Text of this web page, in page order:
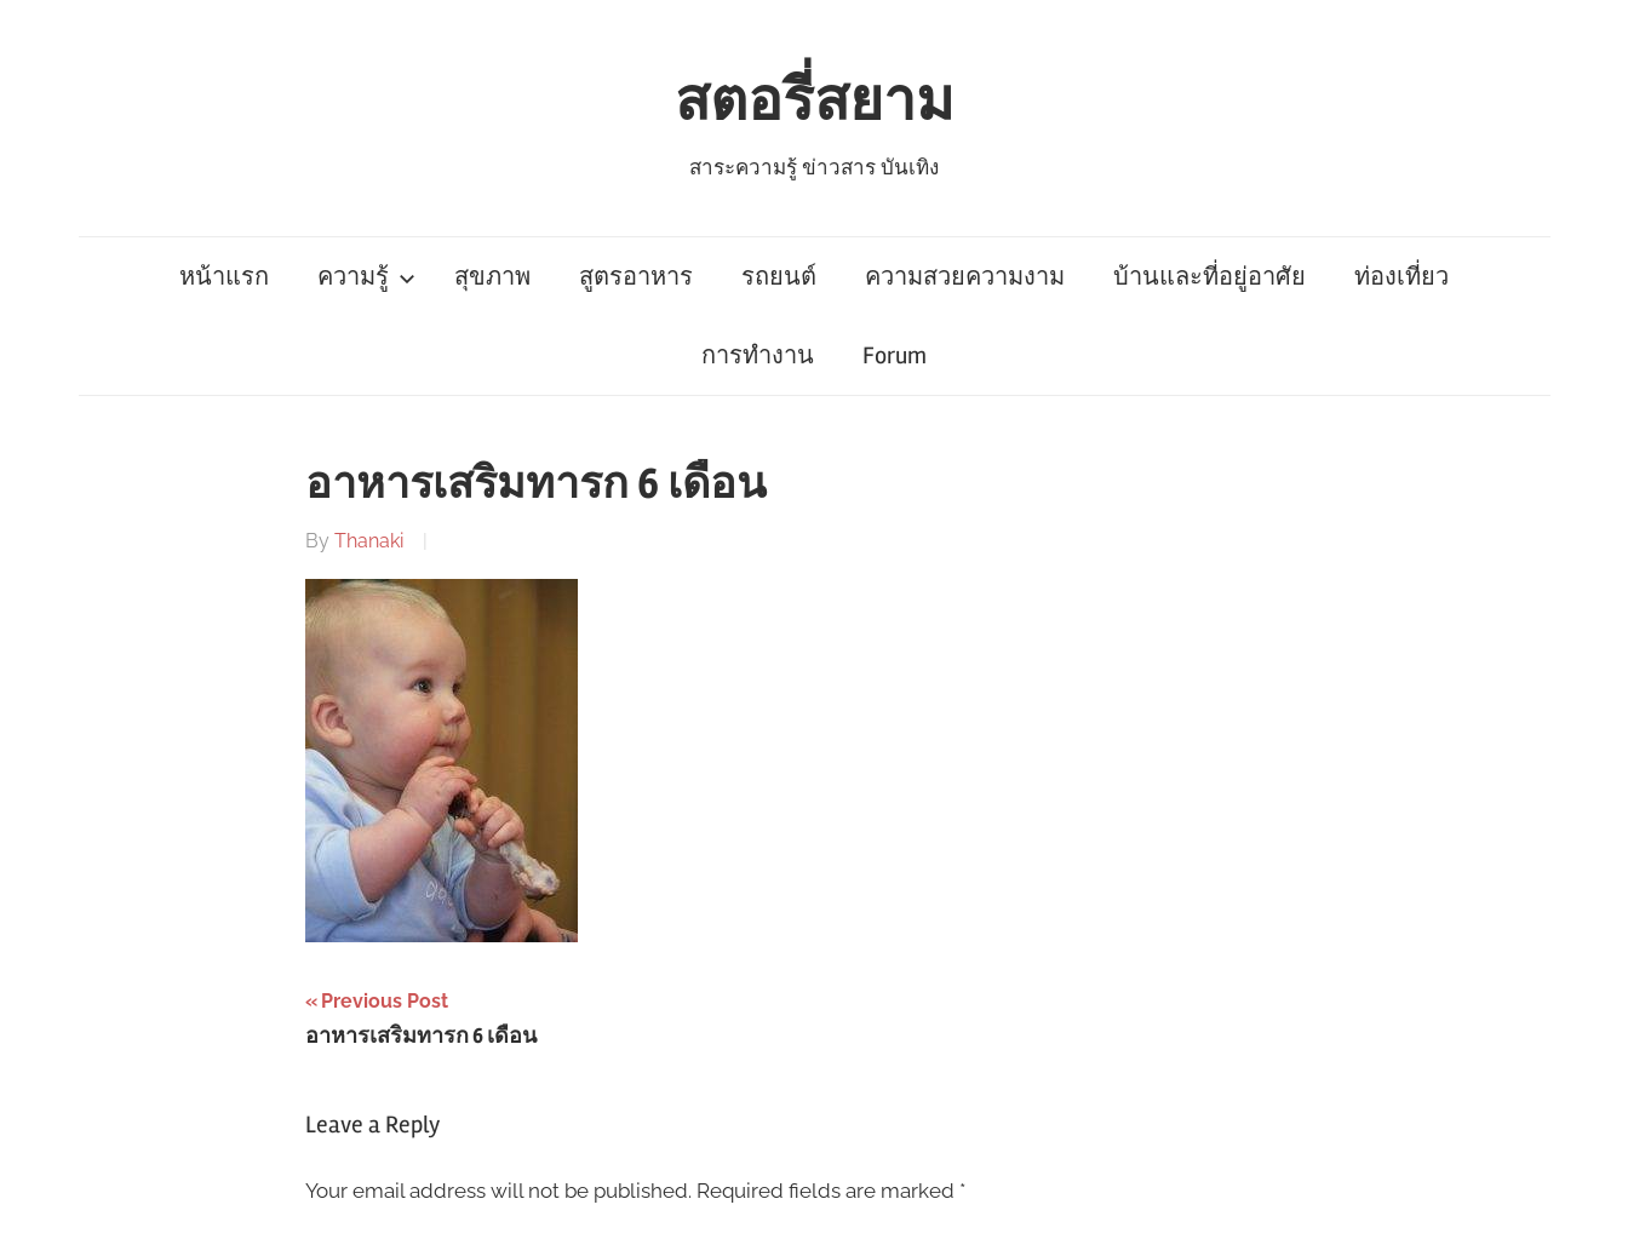
สตอรี่สยาม
สาระความรู้ ข่าวสาร บันเทิง
หน้าแรก ความรู้ สุขภาพ สูตรอาหาร รถยนต์ ความสวยความงาม บ้านและที่อยู่อาศัย ท่องเที่ยว
การทำงาน Forum
อาหารเสริมทารก 6 เดือน
By Thanaki
Post
navigation
Previous Post
อาหารเสริมทารก 6 เดือน
Leave a Reply
Your email address will not be published. Required fields are marked *